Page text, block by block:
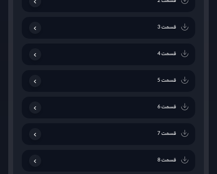
قسمت 3
قسمت 4
قسمت 5
قسمت 6
قسمت 7
قسمت 8